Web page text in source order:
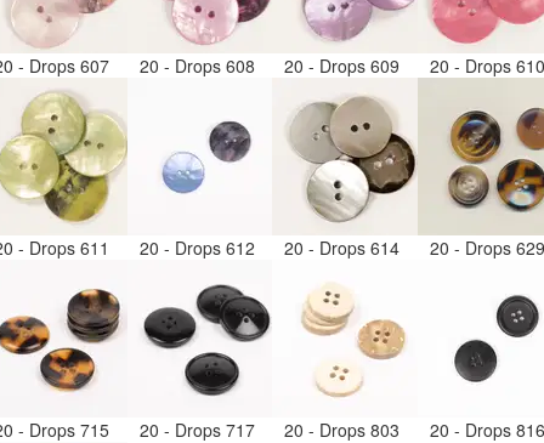
- Drops 607 20 - Drops 608 20 - Drops 609 20 - Drops
- Drops 611 20 - Drops 612 20 - Drops 614 20 - Drops
- Drops 715 20 - Drops 717 20 - Drops 803 20 - Drops